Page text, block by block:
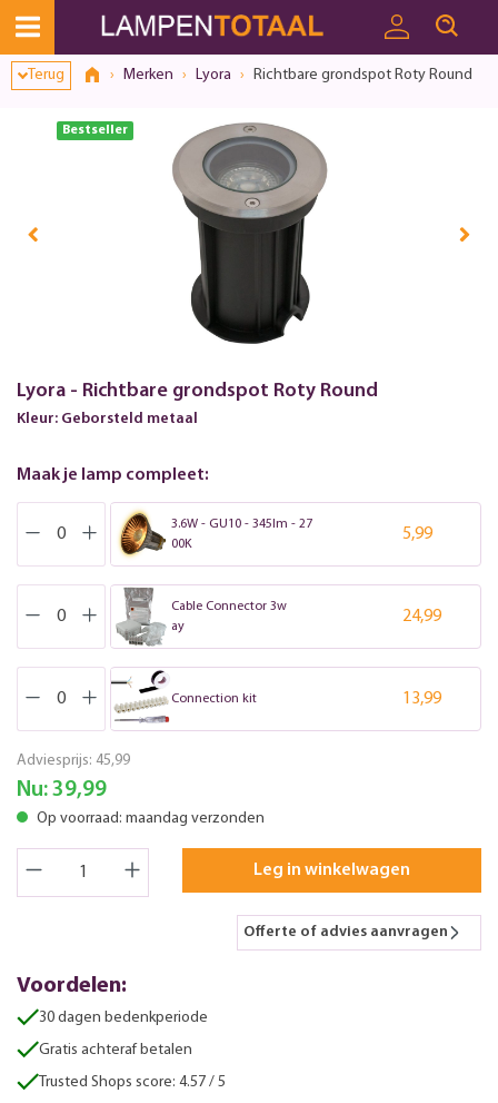
Terug Merken Lyora Richtbare grondspot Roty Round
Bestseller
Lyora - Richtbare grondspot Roty Round
Kleur: Geborsteld metaal
Maak je lamp compleet:
3.6W - GU10 - 345lm - 27
00K
5,99
Cable Connector 3w
ay
24,99
Connection kit 13,99
Adviesprijs: 45,99
Nu: 39,99
Op voorraad: maandag verzonden
Leg in winkelwagen
Offerte of advies aanvragen
Voordelen:
30 dagen bedenkperiode
Gratis achteraf betalen
Trusted Shops score: 4.57 / 5
Toestemmingsvenster geopend